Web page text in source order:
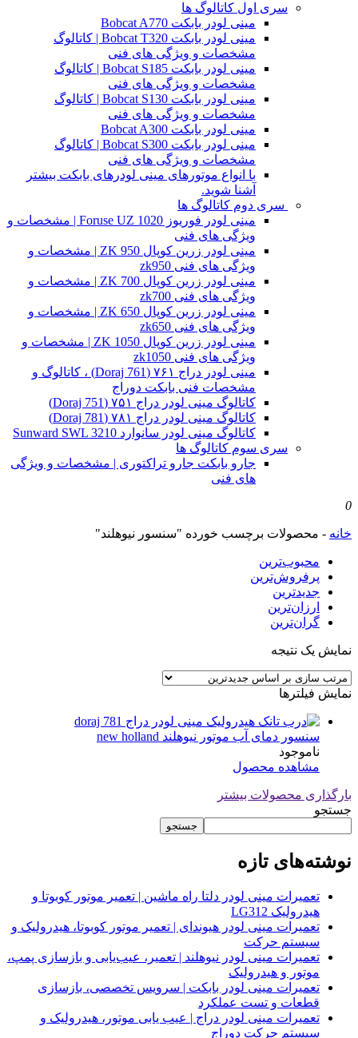
سری اول کاتالوگ ها
مینی لودر بابکت Bobcat A770
مینی لودر بابکت Bobcat T320 | کاتالوگ
مشخصات و ویژگی های فنی
مینی لودر بابکت Bobcat S185 | کاتالوگ
مشخصات و ویژگی های فنی
مینی لودر بابکت Bobcat S130 | کاتالوگ
مشخصات و ویژگی های فنی
مینی لودر بابکت Bobcat A300
مینی لودر بابکت Bobcat S300 | کاتالوگ
مشخصات و ویژگی های فنی
با انواع موتورهای مینی لودرهای بابکت بیشتر
آشنا شوید.
سری دوم کاتالوگ ها
مینی لودر فوریوز Foruse UZ 1020 | مشخصات و
ویژگی های فنی
مینی لودر زرین کوپال ZK 950 | مشخصات و
ویژگی های فنی zk950
مینی لودر زرین کوپال ZK 700 | مشخصات و
ویژگی های فنی zk700
مینی لودر زرین کوپال ZK 650 | مشخصات و
ویژگی های فنی zk650
مینی لودر زرین کوپال ZK 1050 | مشخصات و
ویژگی های فنی zk1050
مینی لودر دراج ۷۶۱ (Doraj 761) ، کاتالوگ و
مشخصات فنی بابکت دوراج
کاتالوگ مینی لودر دراج ۷۵۱ (Doraj 751)
کاتالوگ مینی لودر دراج ۷۸۱ (Doraj 781)
کاتالوگ مینی لودر سانوارد Sunward SWL 3210
سری سوم کاتالوگ ها
جارو بابکت جارو تراکتوری | مشخصات و ویژگی
های فنی
0
خانه - محصولات برچسب خورده "سنسور نیوهلند"
محبوب‌ترین
پرفروش‌ترین
جدیدترین
ارزان‌ترین
گران‌ترین
نمایش یک نتیجه
نمایش فیلترها
سنسور دمای آب موتور نیوهلند new holland
ناموجود
مشاهده محصول
بارگذاری محصولات بیشتر
جستجو
جستجو
نوشته‌های تازه
تعمیرات مینی لودر دلتا راه ماشین | تعمیر موتور کوبوتا و
هیدرولیک LG312
تعمیرات مینی لودر هیوندای | تعمیر موتور کوبوتا، هیدرولیک و
سیستم حرکت
تعمیرات مینی لودر نیوهلند | تعمیر، عیب‌یابی و بازسازی پمپ،
موتور و هیدرولیک
تعمیرات مینی لودر بابکت | سرویس تخصصی، بازسازی
قطعات و تست عملکرد
تعمیرات مینی لودر دراج | عیب یابی موتور، هیدرولیک و
سیستم حرکت دوراج